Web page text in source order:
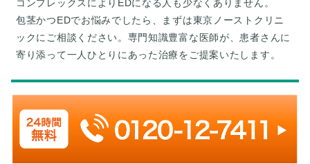
コンプレックスによりEDになる人も少なくありません。
包茎かつEDでお悩みでしたら、まずは東京ノーストクリニ
ックにご相談ください。専門知識豊富な医師が、患者さんに
寄り添って一人ひとりにあった治療をご提案いたします。